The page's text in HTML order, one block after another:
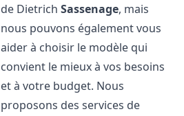
de DietrichSassenage, mais
nous pouvons également vous
aider à choisir le modèle qui
convient le mieux à vos besoins
et à votre budget. Nous
proposons des services de